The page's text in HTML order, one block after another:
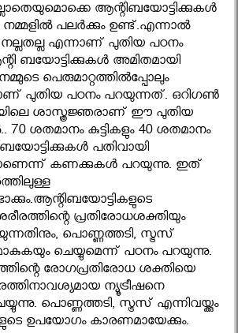
ആന്റിബയോട്ടിക്കുകള്‍
നമ്മളിൽ പലർക്കും ഉണ്ട്.എന്നാൽ
എന്നാണ് പുതിയ പഠനം
ബയോട്ടിക്കുകൾ അമിതമായി
പെരുമാറ്റത്തില്‍പ്പോലും
പുതിയ പഠനം പറയുന്നത്. ഒറിഗണ്‍
ശാസ്ത്രജ്ഞരാണ് ഈ പുതിയ
70 ശതമാനം കുട്ടികളും 40 ശതമാനം
പതിവായി
കണക്കുകള്‍ പറയുന്നു. ഇത്
പ്രതിരോധശക്തിയും
പൊണ്ണത്തടി, സ്ട്രസ്
ചെയ്യുമെന്ന് പഠനം പറയുന്നു.
രോഗപ്രതിരോധ ശക്തിയെ
ന്യൂട്രീഷനെ
പൊണ്ണത്തടി, സ്ട്രസ് എന്നിവയ്ക്കും
ഉപയോഗം കാരണമായേക്കും.